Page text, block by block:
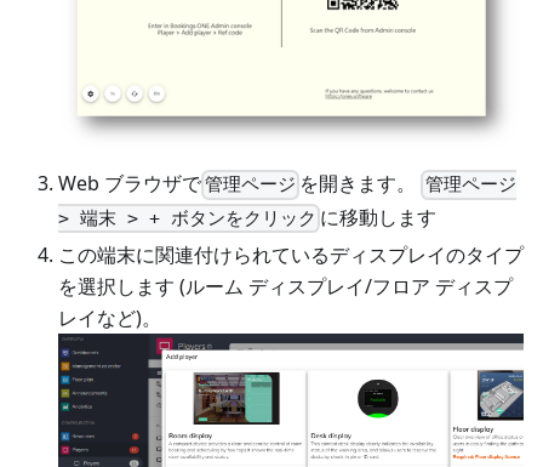
Web ブラウザで管理ページ を開きます。
管理ページ
> 端末 > + ボタンをクリック に移動します
この端末に関連付けられているディスプレイのタイプ
を選択します (ルーム ディスプレイ/フロア ディスプ
レイなど)。